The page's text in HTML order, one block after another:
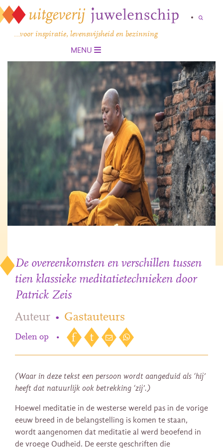
…voor inspiratie, levenswijsheid en bezinning
MENU
De overeenkomsten en verschillen tussen
tien klassieke meditatietechnieken door
Patrick Zeis
Auteur • Gastauteurs
Delen op •
(Waar in deze tekst een persoon wordt aangeduid als ‘hij’
heeft dat natuurlijk ook betrekking ‘zij’.)
Hoewel meditatie in de westerse wereld pas in de vorige
eeuw breed in de belangstelling is komen te staan,
wordt aangenomen dat meditatie al werd beoefend in
de vroege Oudheid. De eerste geschriften die